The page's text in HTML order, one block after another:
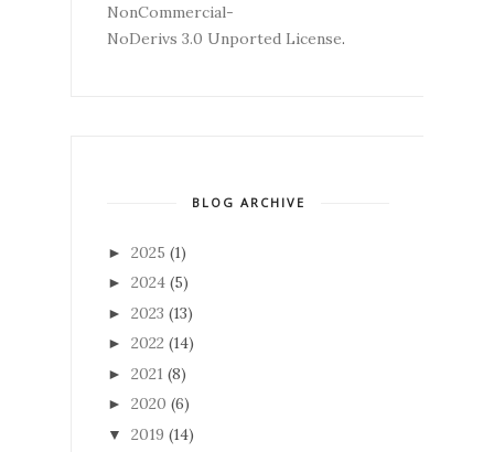
NonCommercial-
NoDerivs 3.0 Unported License.
BLOG ARCHIVE
► 2025 (1)
► 2024 (5)
► 2023 (13)
► 2022 (14)
► 2021 (8)
► 2020 (6)
▼ 2019 (14)